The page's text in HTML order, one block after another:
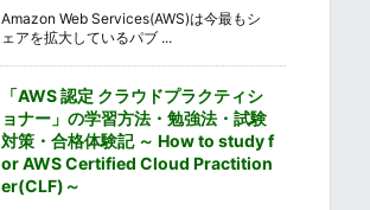
Amazon Web Services(AWS)は今最もシ
ェアを拡大しているパブ ...
「AWS 認定 クラウドプラクティシ
ョナー」の学習方法・勉強法・試験
対策・合格体験記 ～ How to study f
or AWS Certified Cloud Practition
er(CLF)～